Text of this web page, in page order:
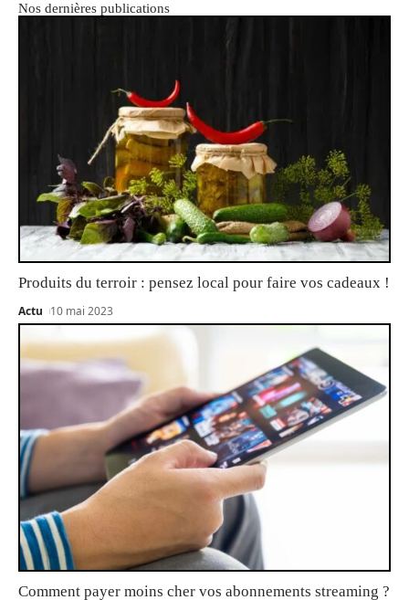
Nos dernières publications
Produits du terroir : pensez local pour faire vos cadeaux !
Actu 10 mai 2023
Comment payer moins cher vos abonnements streaming ?